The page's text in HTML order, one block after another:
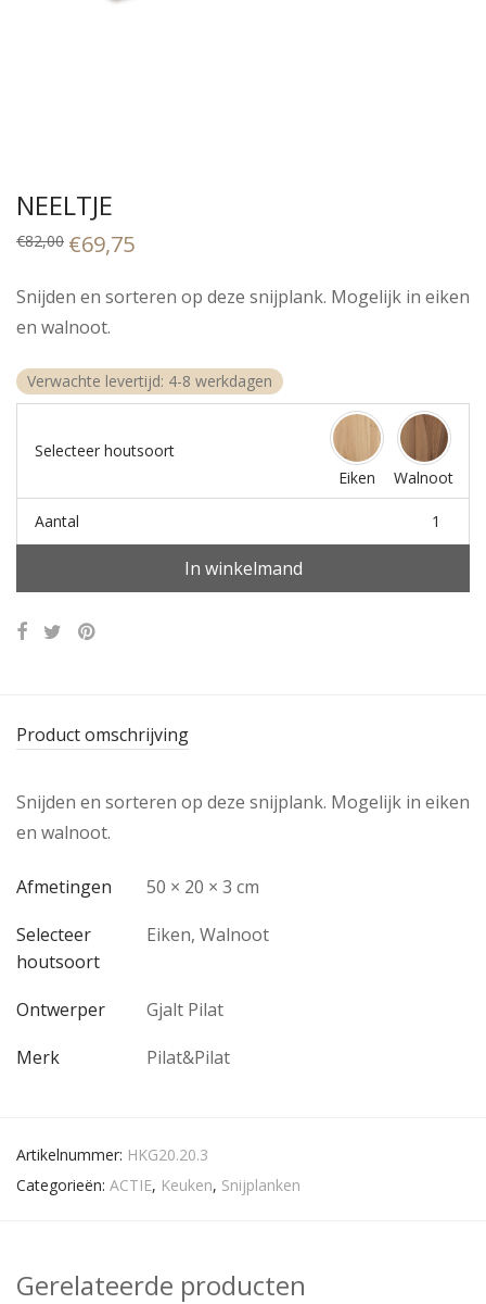
NEELTJE
€82,00 Original
price
€69,75Current
price
Snijden en sorteren op deze snijplank. Mogelijk in eiken
en walnoot.
Verwachte levertijd: 4-8 werkdagen
Selecteer houtsoort
Eiken
Walnoot
Aantal
In winkelmand
Product omschrijving
Snijden en sorteren op deze snijplank. Mogelijk in eiken
en walnoot.
Afmetingen
50 × 20 × 3 cm
Selecteer
houtsoort
Eiken, Walnoot
Ontwerper
Gjalt Pilat
Merk
Pilat&Pilat
Artikelnummer: HKG20.20.3
Categorieën: ACTIE, Keuken, Snijplanken
Gerelateerde producten